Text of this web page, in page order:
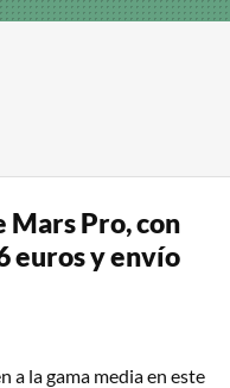
Mars Pro, con
euros y envío
a la gama media en este